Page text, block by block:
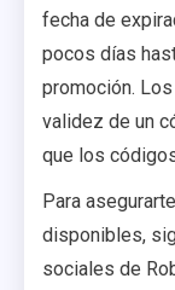
fecha de
pocos días
promoción.
validez de un
que los
Para
disponibles,
sociales de